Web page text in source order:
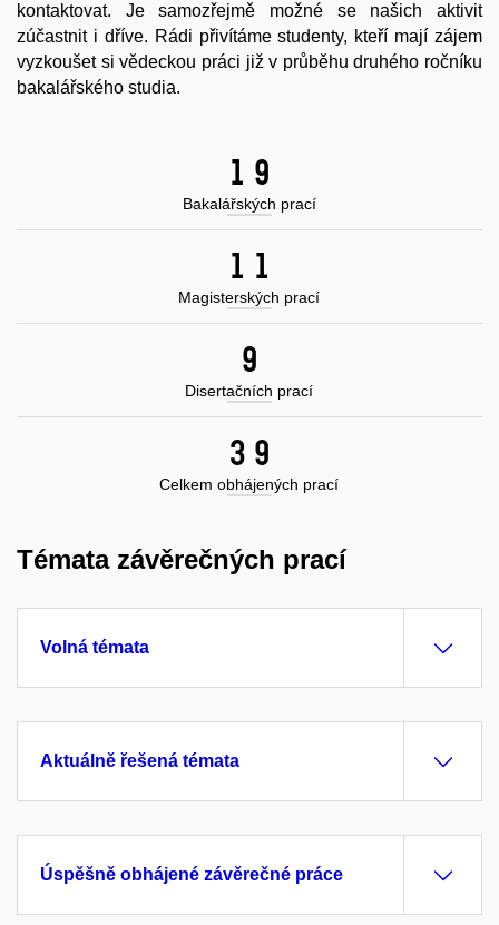
kontaktovat. Je samozřejmě možné se našich aktivit
zúčastnit i dříve. Rádi přivítáme studenty, kteří mají zájem
vyzkoušet si vědeckou práci již v průběhu druhého ročníku
bakalářského studia.
23
Bakalářských prací
13
Magisterských prací
10
Disertačních prací
45
Celkem obhájených prací
Témata závěrečných prací
Volná témata
Aktuálně řešená témata
Úspěšně obhájené závěrečné práce